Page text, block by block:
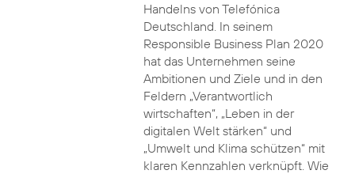
Handelns von Telefónica
Deutschland. In seinem
Responsible Business Plan 2020
hat das Unternehmen seine
Ambitionen und Ziele und in den
Feldern „Verantwortlich
wirtschaften“, „Leben in der
digitalen Welt stärken“ und
„Umwelt und Klima schützen“ mit
klaren Kennzahlen verknüpft. Wie